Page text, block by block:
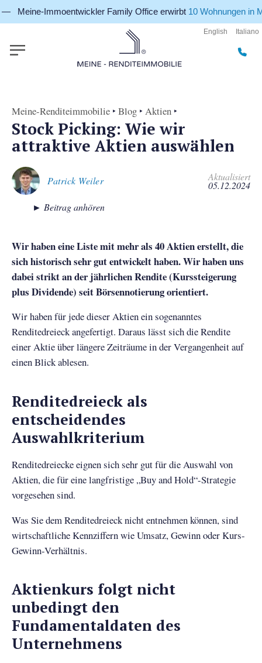
English Italiano
Immoentwickler Family Office erwirbt10 Wohnungen in
Meine-Renditeimmobilie ‣Blog ‣Aktien ‣
Stock Picking: Wie wir
attraktive Aktien auswählen
Patrick Weiler Aktualisiert
05.12.2024
► Beitrag anhören
Wir haben eine Liste mit mehr als 40 Aktien erstellt, die
sich historisch sehr gut entwickelt haben. Wir haben uns
dabei strikt an der jährlichen Rendite (Kurssteigerung
plus Dividende) seit Börsennotierung orientiert.
Wir haben für jede dieser Aktien ein sogenanntes
Renditedreieck angefertigt. Daraus lässt sich die Rendite
einer Aktie über längere Zeiträume in der Vergangenheit auf
einen Blick ablesen.
Renditedreieck als
entscheidendes
Auswahlkriterium
Renditedreiecke eignen sich sehr gut für die Auswahl von
Aktien, die für eine langfristige „Buy and Hold“-Strategie
vorgesehen sind.
Was Sie dem Renditedreieck nicht entnehmen können, sind
wirtschaftliche Kennziffern wie Umsatz, Gewinn oder Kurs-
Gewinn-Verhältnis.
Aktienkurs folgt nicht
unbedingt den
Fundamentaldaten des
Unternehmens